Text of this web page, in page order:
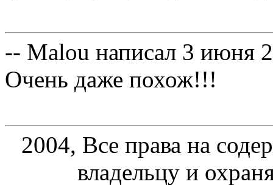
-- Malou написал 3 июня
Очень даже похож!!!
2004, Все права на
владельцу и